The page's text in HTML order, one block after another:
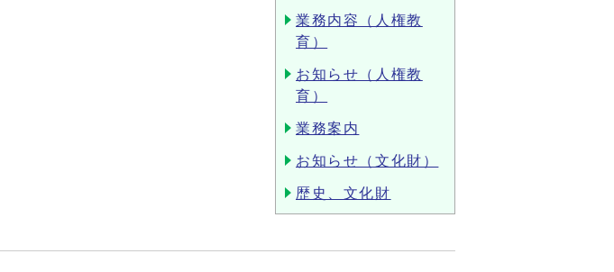
業務内容（人権教
育）
お知らせ（人権教
育）
業務案内
お知らせ（文化財）
歴史、文化財